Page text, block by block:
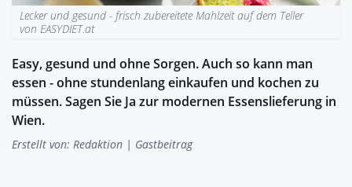
Lecker und gesund - frisch zubereitete Mahlzeit auf dem Teller
von EASYDIET.at
Easy, gesund und ohne Sorgen. Auch so kann man
essen - ohne stundenlang einkaufen und kochen zu
müssen. Sagen Sie Ja zur modernen Essenslieferung in
Wien.
Erstellt von: Redaktion | Gastbeitrag